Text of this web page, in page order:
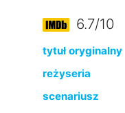
6.7/10
tytuł oryginalny
reżyseria
scenariusz